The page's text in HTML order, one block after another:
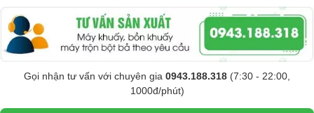
Gọi nhận tư vấn với chuyên gia 0943.188.318 (7:30 - 22:00,
1000đ/phút)